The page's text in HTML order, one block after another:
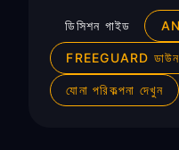
ডিসিশন গাইড
FREEGUARD
যোনা পরিকল্পনা দেখুন